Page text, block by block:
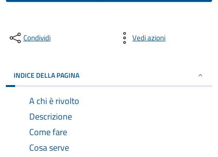
Condividi Vedi azioni
INDICE DELLA PAGINA
A chi è rivolto
Descrizione
Come fare
Cosa serve